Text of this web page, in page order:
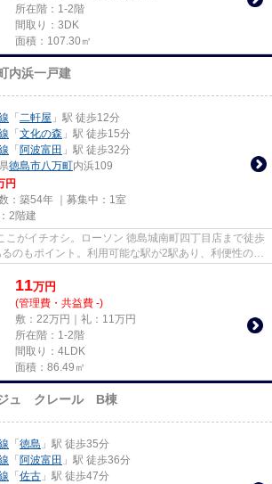
所在階：1-2階
間取り：3DK
面積：107.30㎡
内浜一戸建
「 二軒屋 」駅 徒歩12分
「 文化の森 」駅 徒歩15分
「 阿波富田 」駅 徒歩32分
徳島市八万町内浜109
円
：築54年 ｜募集中： 1室
2階建
こがイチオシ。ローソン 徳島城南町四丁目店まで徒歩
のもポイント。利用可能な駅が2駅あり、利便性の高
11万円
(管理費・共益費 -)
敷：22万円｜礼：11万円
所在階：1-2階
間取り：4LDK
面積：86.49㎡
ュ クレール B棟
「 徳島 」駅 徒歩35分
「 阿波富田 」駅 徒歩36分
「 佐古 」駅 徒歩47分